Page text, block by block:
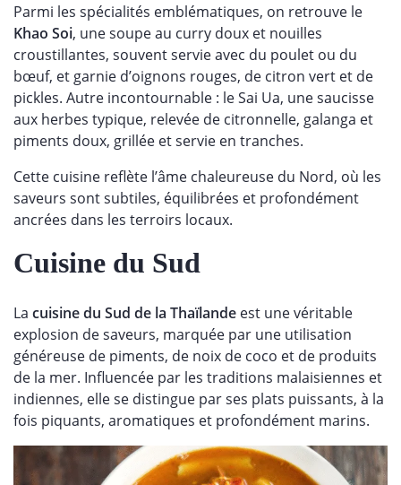
Parmi les spécialités emblématiques, on retrouve le
Khao Soi, une soupe au curry doux et nouilles
croustillantes, souvent servie avec du poulet ou du
bœuf, et garnie d’oignons rouges, de citron vert et de
pickles. Autre incontournable : le Sai Ua, une saucisse
aux herbes typique, relevée de citronnelle, galanga et
piments doux, grillée et servie en tranches.
Cette cuisine reflète l’âme chaleureuse du Nord, où les
saveurs sont subtiles, équilibrées et profondément
ancrées dans les terroirs locaux.
Cuisine du Sud
La cuisine du Sud de la Thaïlande est une véritable
explosion de saveurs, marquée par une utilisation
généreuse de piments, de noix de coco et de produits
de la mer. Influencée par les traditions malaisiennes et
indiennes, elle se distingue par ses plats puissants, à la
fois piquants, aromatiques et profondément marins.